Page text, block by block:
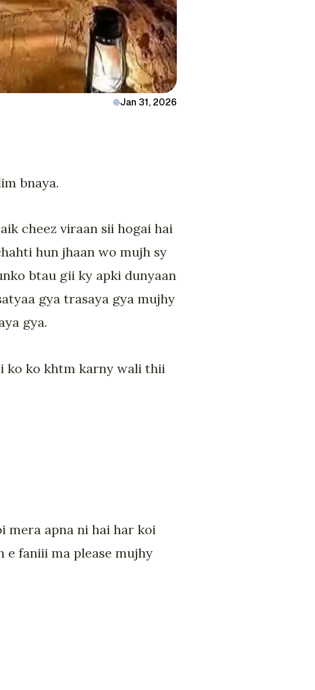
Jan 31, 2026
bnaya.
cheez viraan sii hogai hai
hun jhaan wo mujh sy
btau gii ky apki dunyaan
gya trasaya gya mujhy
gya.
ko ko khtm karny wali thii
mera apna ni hai har koi
e faniii ma please mujhy